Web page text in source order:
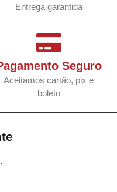
Entrega garantida
Seguro
Aceitamos cartão, pix e
boleto